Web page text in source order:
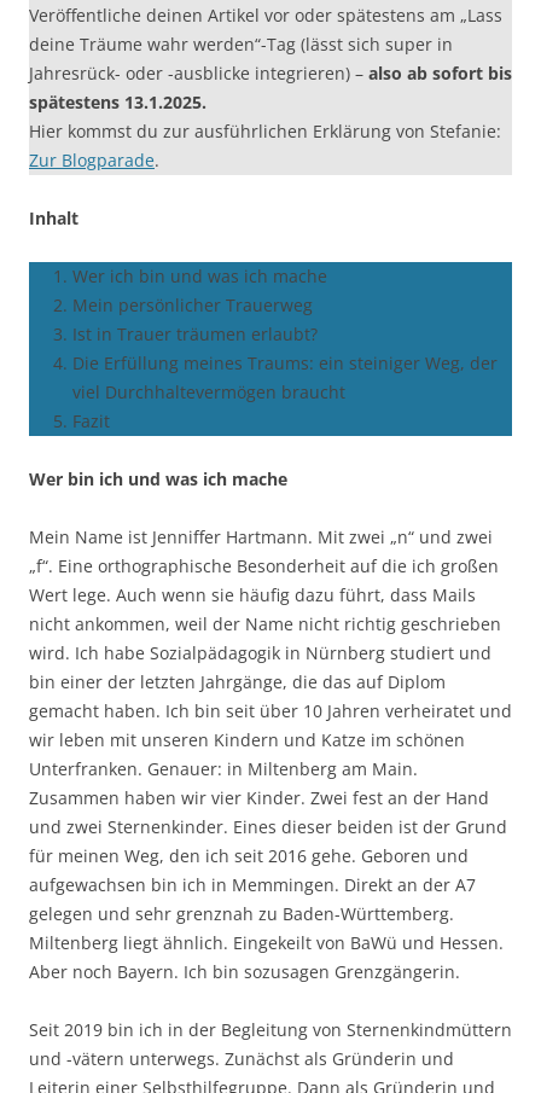
Veröffentliche deinen Artikel vor oder spätestens am „Lass
deine Träume wahr werden“-Tag (lässt sich super in
Jahresrück- oder -ausblicke integrieren) – also ab sofort bis
spätestens 13.1.2025.
Hier kommst du zur ausführlichen Erklärung von Stefanie:
Zur Blogparade.
Inhalt
Wer ich bin und was ich mache
Mein persönlicher Trauerweg
Ist in Trauer träumen erlaubt?
Die Erfüllung meines Traums: ein steiniger Weg, der
viel Durchhaltevermögen braucht
Fazit
Wer bin ich und was ich mache
Mein Name ist Jenniffer Hartmann. Mit zwei „n“ und zwei
„f“. Eine orthographische Besonderheit auf die ich großen
Wert lege. Auch wenn sie häufig dazu führt, dass Mails
nicht ankommen, weil der Name nicht richtig geschrieben
wird. Ich habe Sozialpädagogik in Nürnberg studiert und
bin einer der letzten Jahrgänge, die das auf Diplom
gemacht haben. Ich bin seit über 10 Jahren verheiratet und
wir leben mit unseren Kindern und Katze im schönen
Unterfranken. Genauer: in Miltenberg am Main.
Zusammen haben wir vier Kinder. Zwei fest an der Hand
und zwei Sternenkinder. Eines dieser beiden ist der Grund
für meinen Weg, den ich seit 2016 gehe. Geboren und
aufgewachsen bin ich in Memmingen. Direkt an der A7
gelegen und sehr grenznah zu Baden-Württemberg.
Miltenberg liegt ähnlich. Eingekeilt von BaWü und Hessen.
Aber noch Bayern. Ich bin sozusagen Grenzgängerin.
Seit 2019 bin ich in der Begleitung von Sternenkindmüttern
und -vätern unterwegs. Zunächst als Gründerin und
Leiterin einer Selbsthilfegruppe. Dann als Gründerin und